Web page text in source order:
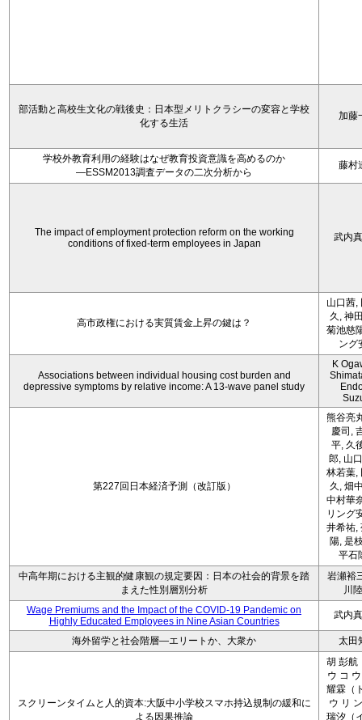
部活動と高校生文化の戦後史：日本型メリトクラシーの変容と学校
化する生活
加藤
学校外教育利用の経験はなぜ教育投資意識を高めるのか
―ESSM2013調査データの二次分析から
藤村
The impact of employment protection reform on the working
conditions of fixed-term employees in Japan
武内
高市政権における実質賃金上昇の鍵は？
山口茜,
久, 神
菊池慈
ング
Associations between individual housing cost burden and
depressive symptoms by relative income: A 13-wave panel study
K
第227回日本経済予測（改訂版）
熊谷亮
慶司,
平, 久
郎, 山
林若葉,
久, 畑
中村華
リング
井希祐,
陽, 是
平石
中高年期における主観的健康観の規定要因：日本の社会的背景を踏
まえた性別層別分析
岩瀬裕
川
Wage Premiums and the Impact of the COVID‑19 Pandemic on
Highly Educated Employees in Nine Asian Countries
武内
海外留学と社会階層―エリートか、大衆か 太田
スクリーンタイムと人的資本:大阪中小学校スマホ持込規制の緩和に
よる因果推論
胡 彭航
ウ コ
耀霖（
ウ リ
瑞汐（